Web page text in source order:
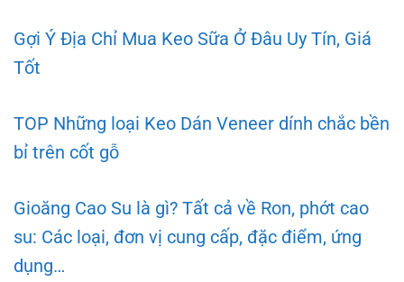
Gợi Ý Địa Chỉ Mua Keo Sữa Ở Đâu Uy Tín, Giá
Tốt
TOP Những loại Keo Dán Veneer dính chắc bền
bỉ trên cốt gỗ
Gioăng Cao Su là gì? Tất cả về Ron, phớt cao
su: Các loại, đơn vị cung cấp, đặc điểm, ứng
dụng…